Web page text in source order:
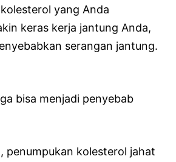
yang Anda
keras kerja jantung Anda,
serangan jantung.
bisa menjadi penyebab
penumpukan kolesterol jahat